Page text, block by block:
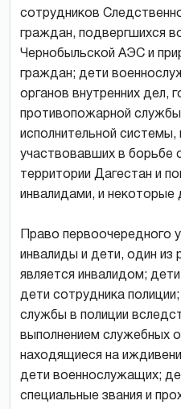
сотрудников
граждан, подвергшихся
Чернобыльской АЭС и
граждан; дети
органов внутренних дел,
противопожарной
исполнительной
участвовавших в борьбе
территории Дагестан и
инвалидами, и некоторые
Право первоочередного
инвалиды и дети, один из
является инвалидом;
дети сотрудника
службы в полиции
выполнением служебных
находящиеся на
дети военнослужащих;
специальные звания и